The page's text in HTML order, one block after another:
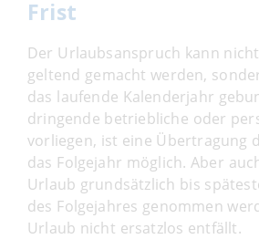
Frist
Der Urlaubsanspruch kann
geltend gemacht werden,
das laufende Kalenderjahr
dringende betriebliche oder
vorliegen, ist eine Übertragung
das Folgejahr möglich. Aber
Urlaub grundsätzlich bis
des Folgejahres genommen
Urlaub nicht ersatzlos entfällt.